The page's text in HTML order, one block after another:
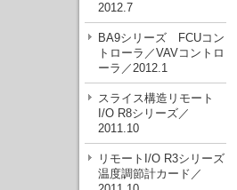
2012.7
BA9シリーズ FCUコン
トローラ／VAVコントロ
ーラ／2012.1
スライス構造リモート
I/O R8シリーズ／
2011.10
リモートI/O R3シリーズ
温度調節計カード／